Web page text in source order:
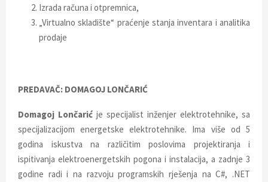
Izrada računa i otpremnica,
„Virtualno skladište“ praćenje stanja inventara i analitika
prodaje
PREDAVAČ: DOMAGOJ LONČARIĆ
Domagoj Lončarić je specijalist inženjer elektrotehnike, sa
specijalizacijom energetske elektrotehnike. Ima više od 5
godina iskustva na različitim poslovima projektiranja i
ispitivanja elektroenergetskih pogona i instalacija, a zadnje 3
godine radi i na razvoju programskih rješenja na C#, .NET